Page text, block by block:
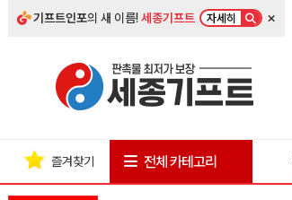
기프트인포의 새 이름!세종기프트 자세히 ×
즐겨찾기 전체 카테고리